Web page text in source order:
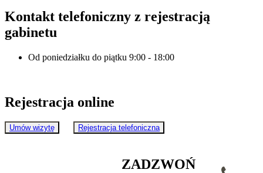
Kontakt telefoniczny z rejestracją
gabinetu
Od poniedziałku do piątku 9:00 - 18:00
Rejestracja online
Umów wizytę Rejestracja telefoniczna
ZADZWOŃ